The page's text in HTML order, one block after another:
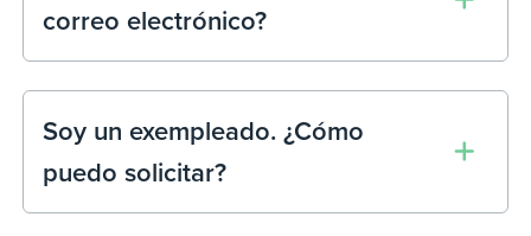
correo electrónico?
Soy un exempleado. ¿Cómo
puedo solicitar?